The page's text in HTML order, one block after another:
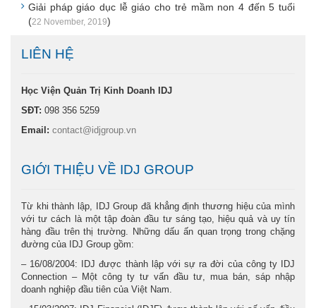
Giải pháp giáo dục lễ giáo cho trẻ mầm non 4 đến 5 tuổi
(22 November, 2019)
LIÊN HỆ
Học Viện Quản Trị Kinh Doanh IDJ
SĐT: 098 356 5259
Email: contact@idjgroup.vn
GIỚI THIỆU VỀ IDJ GROUP
Từ khi thành lập, IDJ Group đã khẳng định thương hiệu của mình
với tư cách là một tập đoàn đầu tư sáng tạo, hiệu quả và uy tín
hàng đầu trên thị trường. Những dấu ấn quan trọng trong chặng
đường của IDJ Group gồm:
– 16/08/2004: IDJ được thành lập với sự ra đời của công ty IDJ
Connection – Một công ty tư vấn đầu tư, mua bán, sáp nhập
doanh nghiệp đầu tiên của Việt Nam.